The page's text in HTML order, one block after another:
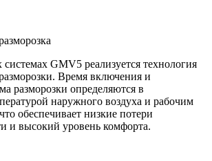
GMV5 реализуется технология
Время включения и
разморозки определяются в
наружного воздуха и рабочим
обеспечивает низкие потери
и высокий уровень комфорта.